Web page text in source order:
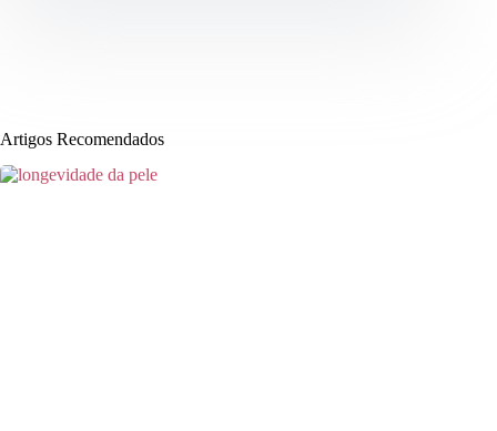
Artigos Recomendados